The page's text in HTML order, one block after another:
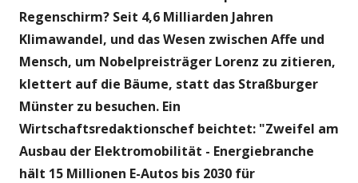
Regenschirm? Seit 4,6 Milliarden Jahren
Klimawandel, und das Wesen zwischen Affe und
Mensch, um Nobelpreisträger Lorenz zu zitieren,
klettert auf die Bäume, statt das Straßburger
Münster zu besuchen. Ein
Wirtschaftsredaktionschef beichtet: "Zweifel am
Ausbau der Elektromobilität - Energiebranche
hält 15 Millionen E-Autos bis 2030 für